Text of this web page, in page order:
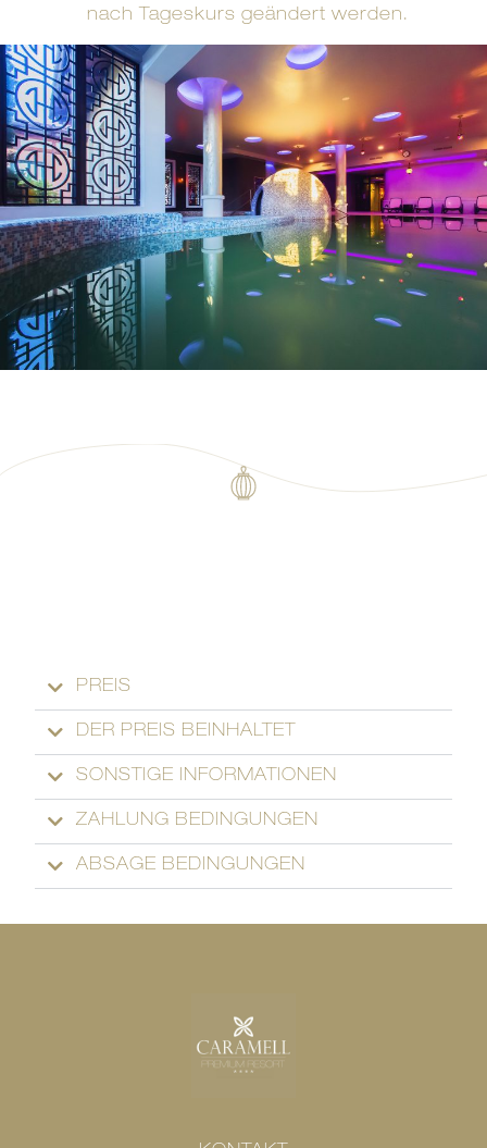
nach Tageskurs geändert werden.
PREIS
DER PREIS BEINHALTET
SONSTIGE INFORMATIONEN
ZAHLUNG BEDINGUNGEN
ABSAGE BEDINGUNGEN